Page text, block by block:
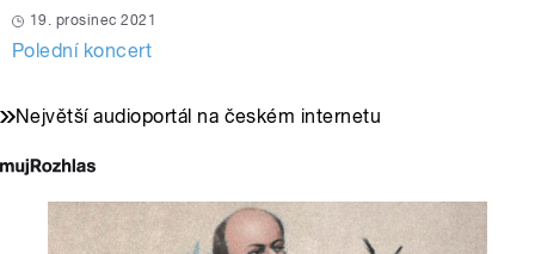
19. prosinec 2021
Polední koncert
Největší audioportál na českém internetu